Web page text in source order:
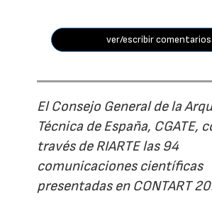
ver/escribir comentarios
El Consejo General de la
Técnica de España, CGATE,
través de RIARTE las 94
comunicaciones científicas
presentadas en CONTART